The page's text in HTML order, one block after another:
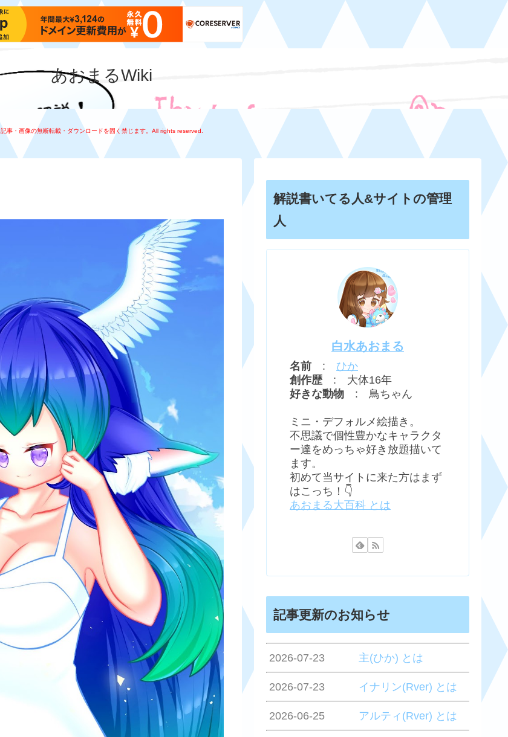
あおまるWiki
記事・画像の無断転載・ダウンロードを固く禁じます。All rights reserved.
解説書いてる人&サイトの管理
人
白水あおまる
名前 : ひか
創作歴 : 大体16年
好きな動物 : 鳥ちゃん
ミニ・デフォルメ絵描き。
不思議で個性豊かなキャラクタ
ー達をめっちゃ好き放題描いて
ます。
初めて当サイトに来た方はまず
はこっち！👇
あおまる大百科 とは
記事更新のお知らせ
2026-07-23 主(ひか) とは
2026-07-23 イナリン(Rver) とは
2026-06-25 アルティ(Rver) とは